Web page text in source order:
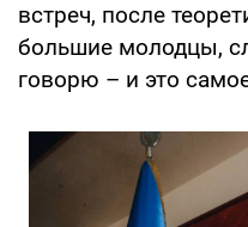
встреч, после
большие молодцы,
говорю – и это